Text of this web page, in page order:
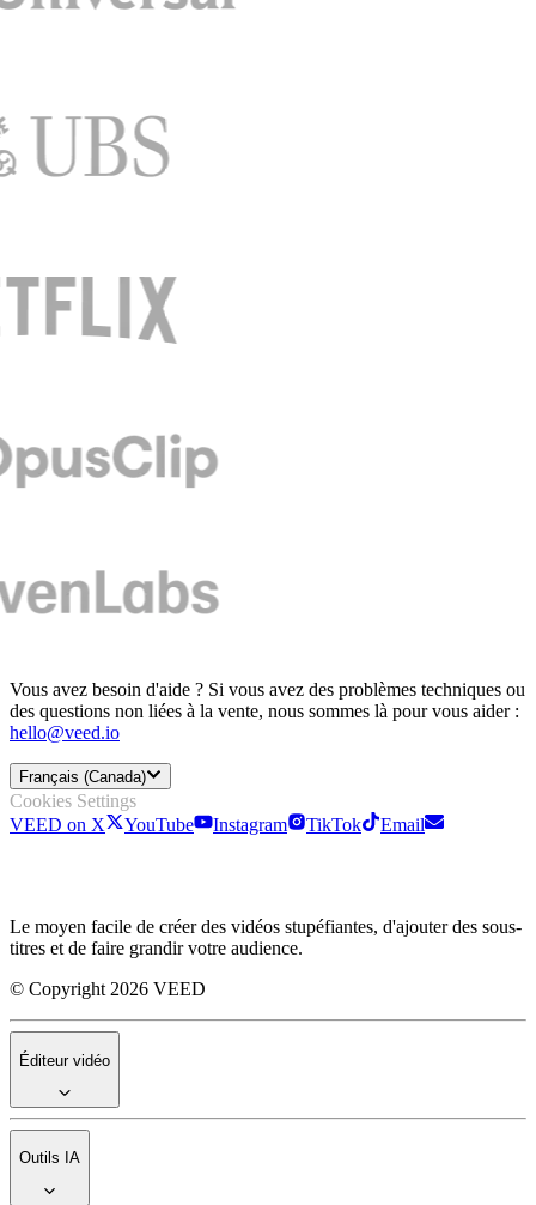
Vous avez besoin d'aide ? Si vous avez des problèmes techniques ou
des questions non liées à la vente, nous sommes là pour vous aider :
hello@veed.io
Français (Canada)
Cookies Settings
VEED on X
YouTube Instagram TikTok Email
Le moyen facile de créer des vidéos stupéfiantes, d'ajouter des sous-
titres et de faire grandir votre audience.
© Copyright 2026 VEED
Éditeur vidéo
Outils IA